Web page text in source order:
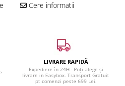
Cere informatii
LIVRARE RAPIDĂ
Expediere în 24H - Poți alege și
livrare in Easybox. Transport Gratuit
pt comenzi peste 699 Lei.